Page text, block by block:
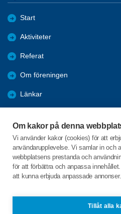
Om kakor på denna
Vi använder kakor (cookies) för att
användarupplevelse. Vi samlar in och
webbplatsens prestanda och
för att förbättra och anpassa
att kunna erbjuda anpassade annonser.
Tillåt alla
Start
Aktiviteter
Referat
Om föreningen
Länkar
Förmåner
Nyheter
C/o:Göta Nilsson